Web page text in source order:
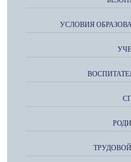
УСЛОВИЯ